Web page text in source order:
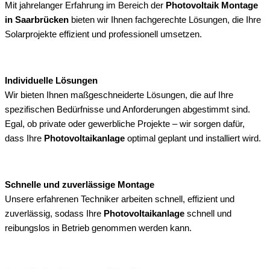
Mit jahrelanger Erfahrung im Bereich der Photovoltaik Montage
in Saarbrücken bieten wir Ihnen fachgerechte Lösungen, die Ihre
Solarprojekte effizient und professionell umsetzen.
Individuelle Lösungen
Wir bieten Ihnen maßgeschneiderte Lösungen, die auf Ihre
spezifischen Bedürfnisse und Anforderungen abgestimmt sind.
Egal, ob private oder gewerbliche Projekte – wir sorgen dafür,
dass Ihre Photovoltaikanlage optimal geplant und installiert wird.
Schnelle und zuverlässige Montage
Unsere erfahrenen Techniker arbeiten schnell, effizient und
zuverlässig, sodass Ihre Photovoltaikanlage schnell und
reibungslos in Betrieb genommen werden kann.